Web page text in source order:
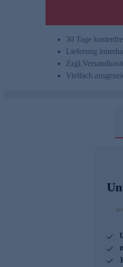
30 Tage
Lieferung
Zzgl.
Vielfach